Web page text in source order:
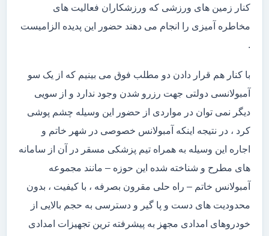
کنار زمین های ورزشی که ورزشکاران فعالیت های
مخاطره آمیزی را انجام می دهند حضور این پدیده الزامیست
.
با کنار هم قرار دادن دو مطلب فوق می بینیم که از یک سو
آمبولانسی دولتی جهت رزرو شدن وجود ندارد و از سویی
دیگر نمی توان در مواردی از حضور این وسیله چشم پوشی
کرد ، در نتیجه اینکه آمبولانس خصوصی در شهر خاتم و
اجاره این وسیله به همراه تیم پزشکی مسقر در آن از سامانه
های مطرح و شناخته شده این حوزه – مانند مجموعه
آمبولانس خاتم – راه حلی مقرون بصرفه ، با کیفیت ، بدون
محدودیت های دست و پا گیر و دسترسی به حجم بالایی از
خودروهای امدادی مجهز به پیشرفته ترین تجهیزات امدادی